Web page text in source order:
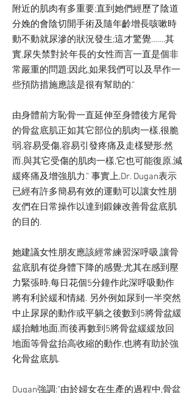
附近的肌肉有多重要;直到她們經歷了陰道
分娩的會陰切開手術及隨年齡增長咳嗽時
動不動就尿滲的狀況發生;這才驚覺…….其
實,尿失禁對於年長的女性而言一直是個非
常嚴重的問題;因此,如果我們可以及早作一
些預防措施應該是很有幫助的.”
由身體前方恥骨一直延伸至身體後方尾骨
的骨盆底肌正如其它部位的肌肉一樣,很脆
弱,容易受傷,容易引發疼痛及走樣變形;然
而,與其它受傷的肌肉一樣,它也可能復原,減
緩疼痛及增強肌力.” 事實上,Dr. Dugan表示
已經有許多簡易有效的運動可以讓女性朋
友們在日常操作以達到鍛鍊改善骨盆底肌
的目的.
她建議女性朋友應該經常練習深呼吸,讓骨
盆底肌有從身體下降的感覺;尤其在感到壓
力緊張時,每日花個5分鐘作此深呼吸動作
將有利於緩和情緒. 另外例如尿到一半突然
中止尿尿的動作或平躺之後數到5將骨盆緩
緩抬離地面,而後再數到5將骨盆緩緩放回
地面等骨盆抬高收縮的動作,也將有助於強
化骨盆底肌.
Dugan強調:”由於婦女在生產的過程中,骨盆